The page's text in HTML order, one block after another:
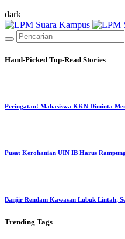
dark
Hand-Picked Top-Read Stories
Peringatan! Mahasiswa KKN Diminta
Pusat Kerohanian UIN IB Harus
Banjir Rendam Kawasan Lubuk Lintah,
Trending Tags